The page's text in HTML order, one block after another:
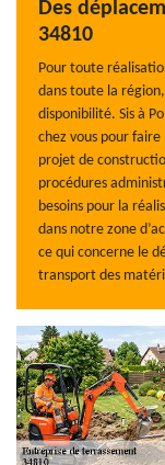
Des
34810
Pour toute
dans toute la
disponibilité. Sis à
chez vous pour
projet de
procédures
besoins pour la
dans notre zone
ce qui concerne le
transport des